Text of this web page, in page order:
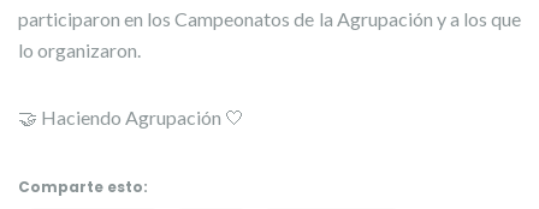
participaron en los Campeonatos de la Agrupación y a los que
lo organizaron.
🤝 Haciendo Agrupación 🤍
Comparte esto: